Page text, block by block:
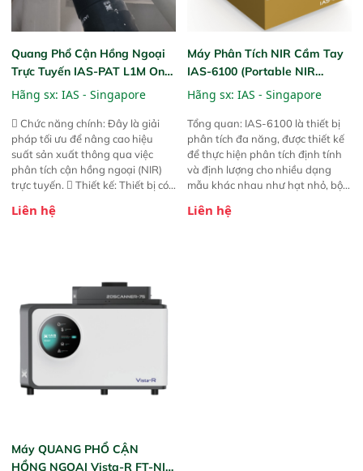
Quang Phổ Cận Hồng Ngoại
Trực Tuyến IAS-PAT L1M On-
Line NIR
Hãng sx: IAS - Singapore
 Chức năng chính: Đây là giải
pháp tối ưu để nâng cao hiệu
suất sản xuất thông qua việc
phân tích cận hồng ngoại (NIR)
trực tuyến.  Thiết kế: Thiết bị có
hỗ trợ tản nhiệt tăng cường và đã
liệu để tăng chỉ số ROI cho doanh
nghiệp.
Liên hệ
Máy Phân Tích NIR Cầm Tay
IAS-6100 (Portable NIR
Analyzer)
Hãng sx: IAS - Singapore
Tổng quan: IAS-6100 là thiết bị
phân tích đa năng, được thiết kế
để thực hiện phân tích định tính
và định lượng cho nhiều dạng
mẫu khác nhau như hạt nhỏ, bột,
này cho phép bất kỳ ai cũng có
Liên hệ
Máy QUANG PHỔ CẬN
HỒNG NGOẠI Vista-R FT-NIR